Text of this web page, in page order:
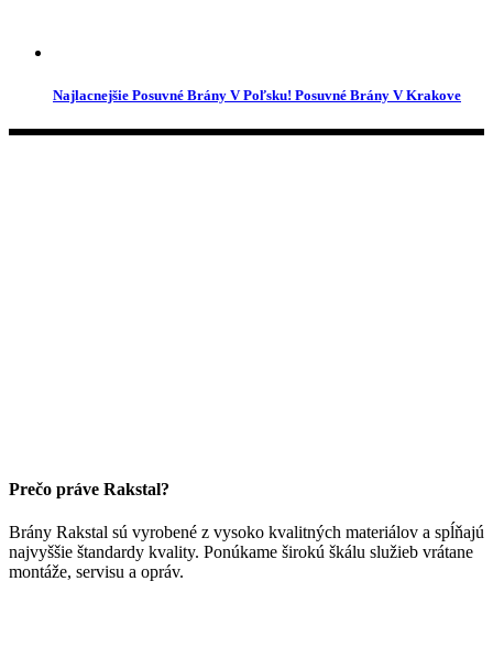
Najlacnejšie Posuvné Brány V Poľsku! Posuvné Brány V Krakove
Prečo práve Rakstal?
Brány Rakstal sú vyrobené z vysoko kvalitných materiálov a spĺňajú
najvyššie štandardy kvality. Ponúkame širokú škálu služieb vrátane
montáže, servisu a opráv.